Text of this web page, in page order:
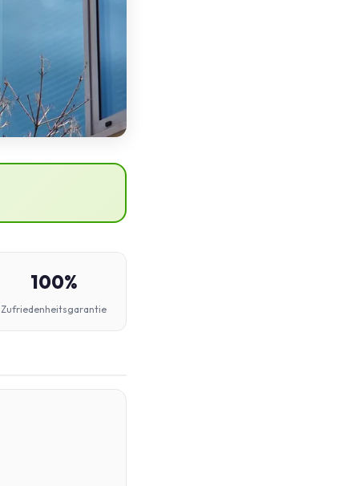
100%
Zufriedenheitsgarantie